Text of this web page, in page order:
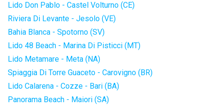
Lido Don Pablo - Castel Volturno (CE)
Riviera Di Levante - Jesolo (VE)
Bahia Blanca - Spotorno (SV)
Lido 48 Beach - Marina Di Pisticci (MT)
Lido Metamare - Meta (NA)
Spiaggia Di Torre Guaceto - Carovigno (BR)
Lido Calarena - Cozze - Bari (BA)
Panorama Beach - Maiori (SA)